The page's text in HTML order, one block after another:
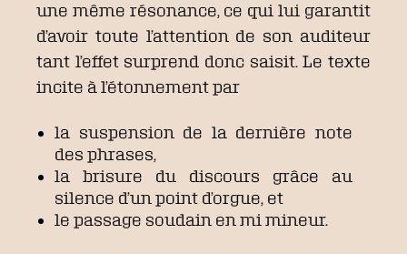
une même résonance, ce qui lui garantit
d’avoir toute l’attention de son auditeur
tant l’effet surprend donc saisit. Le texte
incite à l’étonnement par
la suspension de la dernière note
des phrases,
la brisure du discours grâce au
silence d’un point d’orgue, et
le passage soudain en mi mineur.